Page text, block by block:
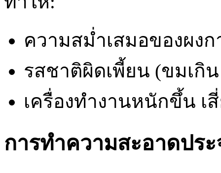
ความสม่ำเสมอของผง
รสชาติผิดเพี้ยน (ขมเกิ
เครื่องทำงานหนักขึ้น เ
การทำความสะอาดประ